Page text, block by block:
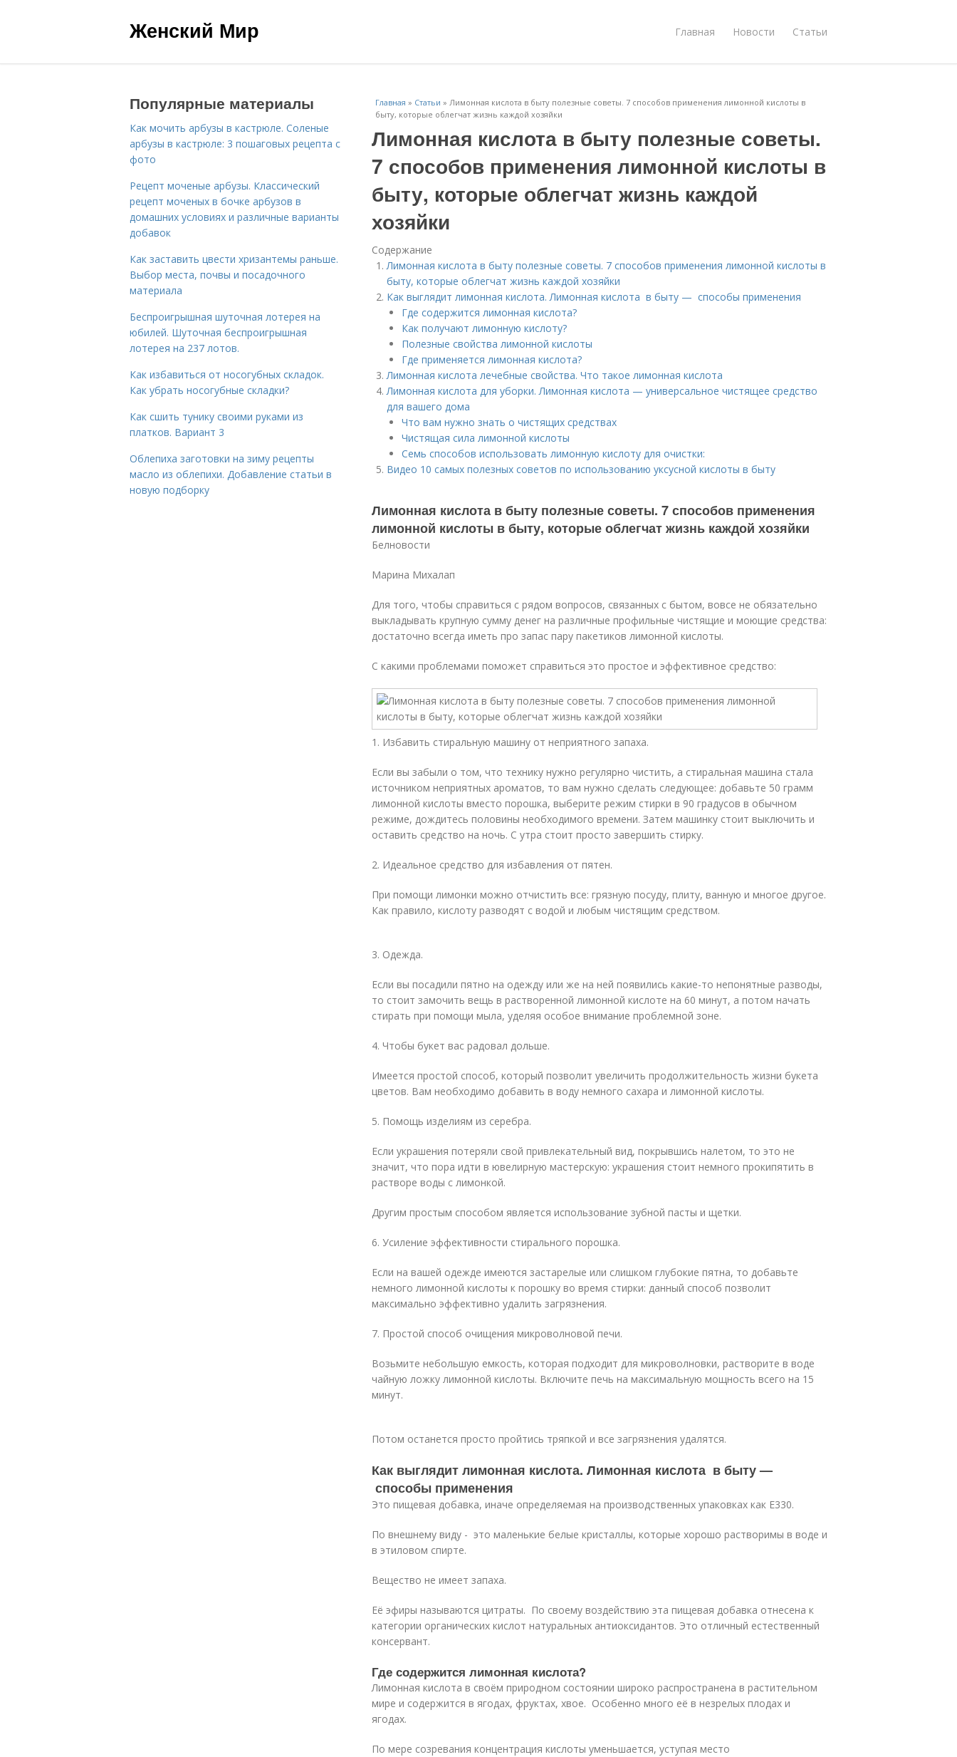
Женский Мир Главная Новости Статьи
Главная » Статьи » Лимонная кислота в быту полезные советы. 7 способов применения лимонной кислоты в
быту, которые облегчат жизнь каждой хозяйки
Лимонная кислота в быту полезные советы.
7 способов применения лимонной кислоты в
быту, которые облегчат жизнь каждой
хозяйки
Содержание
Лимонная кислота в быту полезные советы. 7 способов применения лимонной кислоты в
быту, которые облегчат жизнь каждой хозяйки
Как выглядит лимонная кислота. Лимонная кислота в быту — способы применения
Где содержится лимонная кислота?
Как получают лимонную кислоту?
Полезные свойства лимонной кислоты
Где применяется лимонная кислота?
Лимонная кислота лечебные свойства. Что такое лимонная кислота
Лимонная кислота для уборки. Лимонная кислота — универсальное чистящее средство
для вашего дома
Что вам нужно знать о чистящих средствах
Чистящая сила лимонной кислоты
Семь способов использовать лимонную кислоту для очистки:
Видео 10 самых полезных советов по использованию уксусной кислоты в быту
Лимонная кислота в быту полезные советы. 7 способов применения
лимонной кислоты в быту, которые облегчат жизнь каждой хозяйки
Белновости
Марина Михалап
Для того, чтобы справиться с рядом вопросов, связанных с бытом, вовсе не обязательно
выкладывать крупную сумму денег на различные профильные чистящие и моющие средства:
достаточно всегда иметь про запас пару пакетиков лимонной кислоты.
С какими проблемами поможет справиться это простое и эффективное средство:
1. Избавить стиральную машину от неприятного запаха.
Если вы забыли о том, что технику нужно регулярно чистить, а стиральная машина стала
источником неприятных ароматов, то вам нужно сделать следующее: добавьте 50 грамм
лимонной кислоты вместо порошка, выберите режим стирки в 90 градусов в обычном
режиме, дождитесь половины необходимого времени. Затем машинку стоит выключить и
оставить средство на ночь. С утра стоит просто завершить стирку.
2. Идеальное средство для избавления от пятен.
При помощи лимонки можно отчистить все: грязную посуду, плиту, ванную и многое другое.
Как правило, кислоту разводят с водой и любым чистящим средством.
3. Одежда.
Если вы посадили пятно на одежду или же на ней появились какие-то непонятные разводы,
то стоит замочить вещь в растворенной лимонной кислоте на 60 минут, а потом начать
стирать при помощи мыла, уделяя особое внимание проблемной зоне.
4. Чтобы букет вас радовал дольше.
Имеется простой способ, который позволит увеличить продолжительность жизни букета
цветов. Вам необходимо добавить в воду немного сахара и лимонной кислоты.
5. Помощь изделиям из серебра.
Если украшения потеряли свой привлекательный вид, покрывшись налетом, то это не
значит, что пора идти в ювелирную мастерскую: украшения стоит немного прокипятить в
растворе воды с лимонкой.
Другим простым способом является использование зубной пасты и щетки.
6. Усиление эффективности стирального порошка.
Если на вашей одежде имеются застарелые или слишком глубокие пятна, то добавьте
немного лимонной кислоты к порошку во время стирки: данный способ позволит
максимально эффективно удалить загрязнения.
7. Простой способ очищения микроволновой печи.
Возьмите небольшую емкость, которая подходит для микроволновки, растворите в воде
чайную ложку лимонной кислоты. Включите печь на максимальную мощность всего на 15
минут.
Потом останется просто пройтись тряпкой и все загрязнения удалятся.
Как выглядит лимонная кислота. Лимонная кислота в быту —
способы применения
Это пищевая добавка, иначе определяемая на производственных упаковках как Е330.
По внешнему виду - это маленькие белые кристаллы, которые хорошо растворимы в воде и
в этиловом спирте.
Вещество не имеет запаха.
Её эфиры называются цитраты. По своему воздействию эта пищевая добавка отнесена к
категории органических кислот натуральных антиоксидантов. Это отличный естественный
консервант.
Где содержится лимонная кислота?
Лимонная кислота в своём природном состоянии широко распространена в растительном
мире и содержится в ягодах, фруктах, хвое. Особенно много её в незрелых плодах и
ягодах.
По мере созревания концентрация кислоты уменьшается, уступая место
Популярные материалы
Как мочить арбузы в кастрюле. Соленые
арбузы в кастрюле: 3 пошаговых рецепта с
фото
Рецепт моченые арбузы. Классический
рецепт моченых в бочке арбузов в
домашних условиях и различные варианты
добавок
Как заставить цвести хризантемы раньше.
Выбор места, почвы и посадочного
материала
Беспроигрышная шуточная лотерея на
юбилей. Шуточная беспроигрышная
лотерея на 237 лотов.
Как избавиться от носогубных складок.
Как убрать носогубные складки?
Как сшить тунику своими руками из
платков. Вариант 3
Облепиха заготовки на зиму рецепты
масло из облепихи. Добавление статьи в
новую подборку